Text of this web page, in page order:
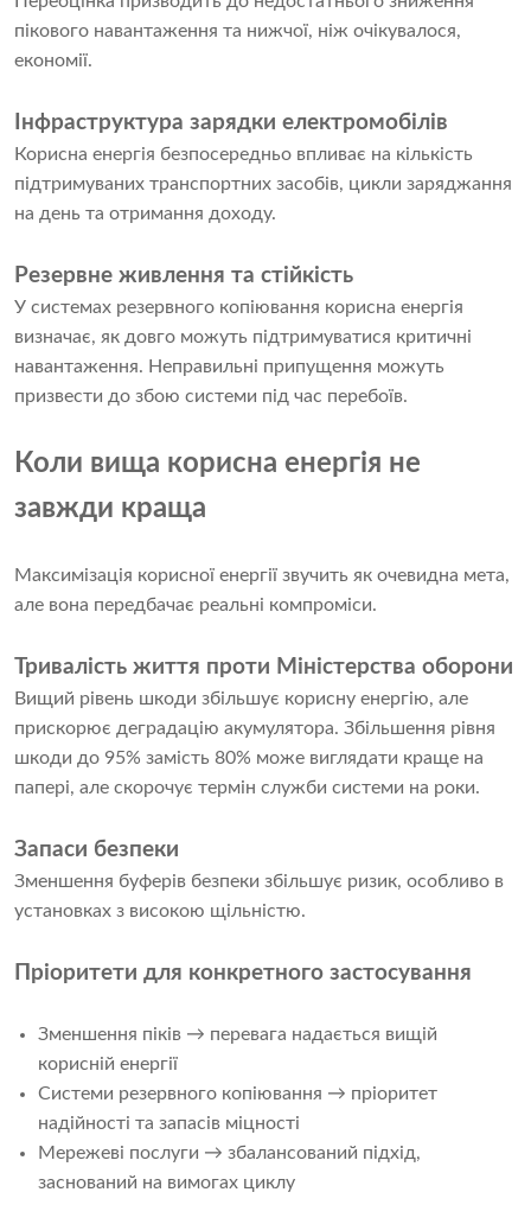
пікового навантаження та нижчої, ніж очікувалося,
економії.
Інфраструктура зарядки електромобілів
Корисна енергія безпосередньо впливає на кількість
підтримуваних транспортних засобів, цикли заряджання
на день та отримання доходу.
Резервне живлення та стійкість
У системах резервного копіювання корисна енергія
визначає, як довго можуть підтримуватися критичні
навантаження. Неправильні припущення можуть
призвести до збою системи під час перебоїв.
Коли вища корисна енергія не
завжди краща
Максимізація корисної енергії звучить як очевидна мета,
але вона передбачає реальні компроміси.
Тривалість життя проти Міністерства оборони
Вищий рівень шкоди збільшує корисну енергію, але
прискорює деградацію акумулятора. Збільшення рівня
шкоди до 95% замість 80% може виглядати краще на
папері, але скорочує термін служби системи на роки.
Запаси безпеки
Зменшення буферів безпеки збільшує ризик, особливо в
установках з високою щільністю.
Пріоритети для конкретного застосування
Зменшення піків → перевага надається вищій
корисній енергії
Системи резервного копіювання → пріоритет
надійності та запасів міцності
Мережеві послуги → збалансований підхід,
заснований на вимогах циклу